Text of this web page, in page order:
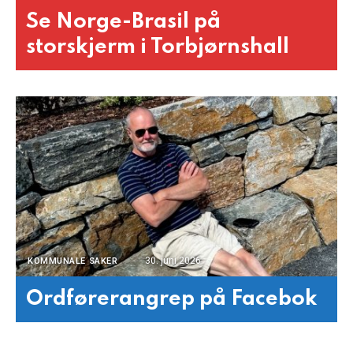
Se Norge-Brasil på
storskjerm i Torbjørnshall
KOMMUNALE SAKER 30. juni 2026
Ordførerangrep på Facebok